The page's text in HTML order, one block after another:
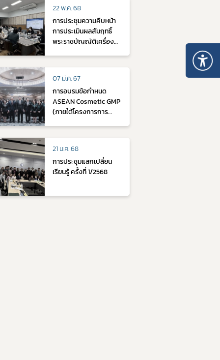
22 พ.ค. 68
การประชุมความคืบหน้า
การประเมินผลสัมฤทธิ์
พระราชบัญญัติเครื่อง
เวลา 9.30 - 14.00 น.
07 มี.ค. 67
การอบรมข้อกำหนด
ASEAN Cosmetic GMP
(ภายใต้โครงการการ
45001:2018 เพื่อพัฒนา
ศักยภาพเป็นผู้ตรวจ
ประเมิน GMP) วันที่ 7 - 8
แกรนด์ ริชมอนด์ สไตลิช
21 ม.ค. 68
การประชุมแลกเปลี่ยน
เรียนรู้ ครั้งที่ 1/2568